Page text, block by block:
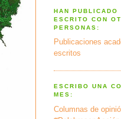
HAN PUBLICADO
ESCRITO CON
PERSONAS:
Publicaciones
escritos
ESCRIBO UNA
MES:
Columnas de